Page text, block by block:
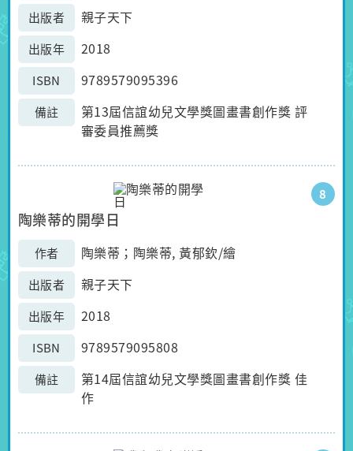
出版者 親子天下
出版年 2018
ISBN 9789579095396
備註
第13屆信誼幼兒文學獎圖畫書創作獎 評
審委員推薦獎
8
陶樂蒂的開學日
作者 陶樂蒂；陶樂蒂, 黃郁欽/繪
出版者 親子天下
出版年 2018
ISBN 9789579095808
備註
第14屆信誼幼兒文學獎圖畫書創作獎 佳
作